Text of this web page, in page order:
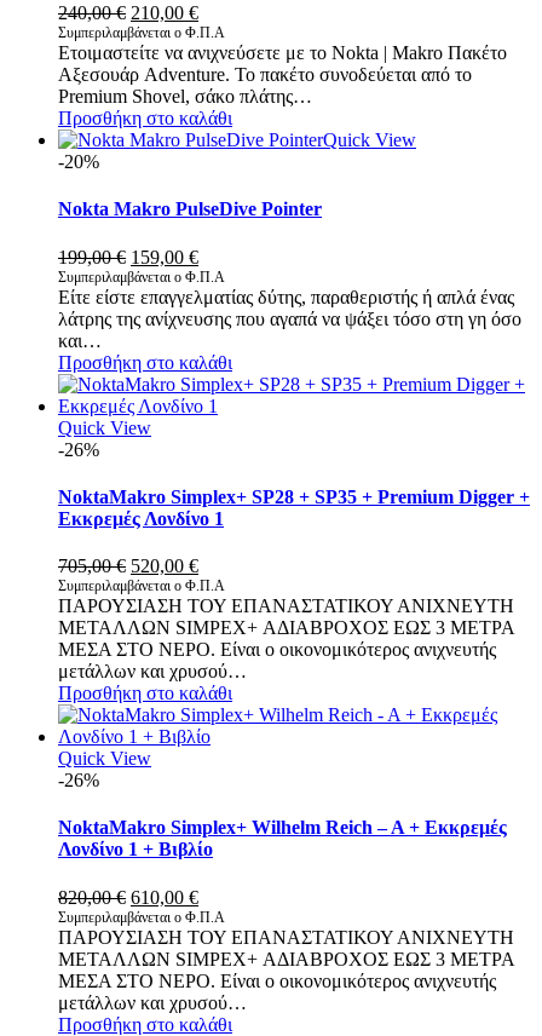
240,00€ Original
price
was:
240,00 €.
210,00 €Η
τρέχουσα
τιμή
είναι:
210,00 €.
Συμπεριλαμβάνεται ο Φ.Π.Α
Ετοιμαστείτε να ανιχνεύσετε με το Nokta | Makro Πακέτο
Αξεσουάρ Adventure. Το πακέτο συνοδεύεται από το
Premium Shovel, σάκο πλάτης…
Προσθήκη στο καλάθι
Quick View
-20%
Nokta Makro PulseDive Pointer
199,00€ Original
price
was:
199,00 €.
159,00 €Η
τρέχουσα
τιμή
είναι:
Συμπεριλαμβάνεται ο Φ.Π.Α
Είτε είστε επαγγελματίας δύτης, παραθεριστής ή απλά ένας
λάτρης της ανίχνευσης που αγαπά να ψάξει τόσο στη γη όσο
και…
Προσθήκη στο καλάθι
Quick View
-26%
NoktaMakro Simplex+ SP28 + SP35 + Premium Digger +
Εκκρεμές Λονδίνο 1
705,00€ Original
price
was:
705,00 €.
520,00 €Η
τρέχουσα
τιμή
είναι:
520,00 €.
Συμπεριλαμβάνεται ο Φ.Π.Α
ΠΑΡΟΥΣΙΑΣΗ ΤΟΥ ΕΠΑΝΑΣΤΑΤΙΚΟΥ ΑΝΙΧΝΕΥΤΗ
ΜΕΤΑΛΛΩΝ SIMPEX+ ΑΔΙΑΒΡΟΧΟΣ ΕΩΣ 3 ΜΕΤΡΑ
ΜΕΣΑ ΣΤΟ ΝΕΡΟ. Είναι ο οικονομικότερος ανιχνευτής
μετάλλων και χρυσού…
Προσθήκη στο καλάθι
Quick View
-26%
NoktaMakro Simplex+ Wilhelm Reich – A + Εκκρεμές
Λονδίνο 1 + Βιβλίο
820,00€ Original
price
was:
820,00 €.
610,00 €Η
τρέχουσα
τιμή
είναι:
610,00 €.
Συμπεριλαμβάνεται ο Φ.Π.Α
ΠΑΡΟΥΣΙΑΣΗ ΤΟΥ ΕΠΑΝΑΣΤΑΤΙΚΟΥ ΑΝΙΧΝΕΥΤΗ
ΜΕΤΑΛΛΩΝ SIMPEX+ ΑΔΙΑΒΡΟΧΟΣ ΕΩΣ 3 ΜΕΤΡΑ
ΜΕΣΑ ΣΤΟ ΝΕΡΟ. Είναι ο οικονομικότερος ανιχνευτής
μετάλλων και χρυσού…
Προσθήκη στο καλάθι